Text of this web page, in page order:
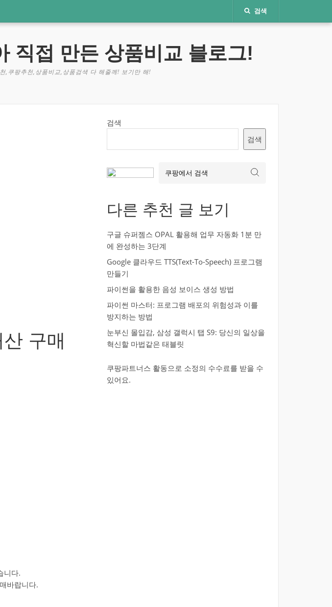
검색
직접 만든 상품비교 블로그!
,쿠팡추천,상품비교,상품검색 다 해줄께! 보기만 해!
구매
니다.
바랍니다.
검색
검색
다른 추천 글 보기
구글 슈퍼젬스 OPAL 활용해 업무 자동화 1분 만
에 완성하는 3단계
Google 클라우드 TTS(Text-To-Speech) 프로그램
만들기
파이썬을 활용한 음성 보이스 생성 방법
파이썬 마스터: 프로그램 배포의 위험성과 이를
방지하는 방법
눈부신 몰입감, 삼성 갤럭시 탭 S9: 당신의 일상을
혁신할 마법같은 태블릿
쿠팡파트너스 활동으로 소정의 수수료를 받을 수
있어요.